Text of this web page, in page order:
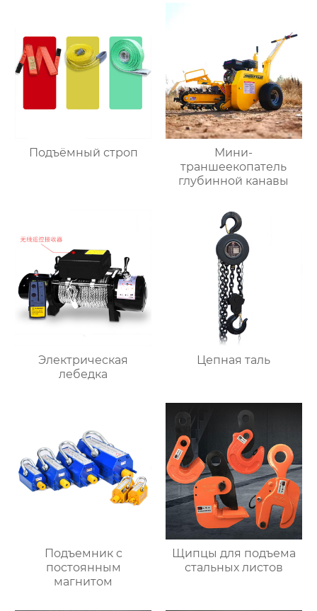
Подъёмный строп
Мини-
траншеекопатель
глубинной канавы
Электрическая
лебедка
Цепная таль
Подъемник с
постоянным
магнитом
Щипцы для подъема
стальных листов